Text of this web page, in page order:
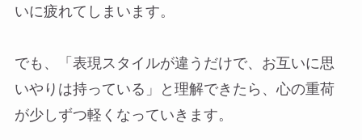
いに疲れてしまいます。
でも、「表現スタイルが違うだけで、お互いに思
いやりは持っている」と理解できたら、心の重荷
が少しずつ軽くなっていきます。